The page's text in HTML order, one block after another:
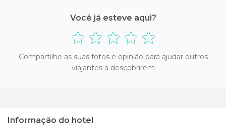
Você já esteve aqui?
Compartilhe as suas fotos e opinião para ajudar outros
viajantes a descobrirem
Informação do hotel